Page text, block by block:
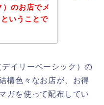
のお店でメ
いうことで
イリーベーシック）の
構色々なお店が、お得
ガを使って配布してい